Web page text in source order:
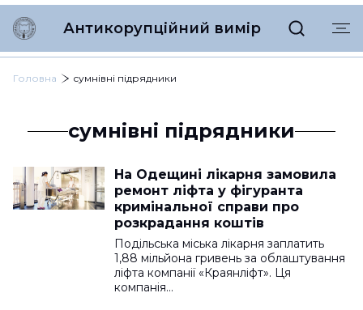
Антикорупційний вимір
Головна сумнівні підрядники
сумнівні підрядники
На Одещині лікарня замовила
ремонт ліфта у фігуранта
кримінальної справи про
розкрадання коштів
Подільська міська лікарня заплатить
1,88 мільйона гривень за облаштування
ліфта компанії «Краянліфт». Ця
компанія…